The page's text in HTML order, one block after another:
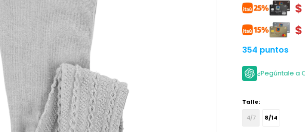
$
$
354 puntos
¿Pegúntale a
Talle:
4/7
8/14